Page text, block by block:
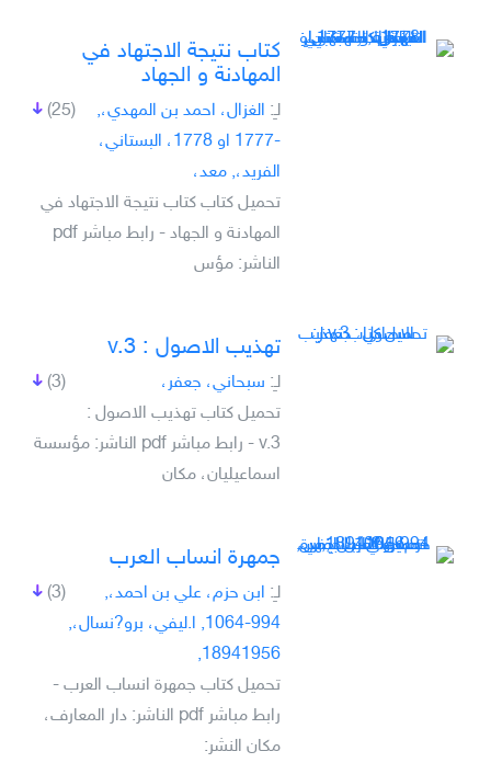
كتاب نتيجة الاجتهاد في
المهادنة و الجهاد
(25) لـِ: الغزال، احمد بن المهدي،,
-1777 او 1778، البستاني،
الفريد،, معد،
تحميل كتاب كتاب نتيجة الاجتهاد في
المهادنة و الجهاد - رابط مباشر pdf
الناشر: مؤس
تهذيب الاصول : v.3
(3) لـِ: سبحاني، جعفر،
تحميل كتاب تهذيب الاصول :
v.3 - رابط مباشر pdf الناشر: مؤسسة
اسماعيليان، مكان
جمهرة انساب العرب
(3) لـِ: ابن حزم، علي بن احمد،,
994-1064, ا.ليفي، برو?نسال،,
18941956,
تحميل كتاب جمهرة انساب العرب -
رابط مباشر pdf الناشر: دار المعارف،
مكان النشر: